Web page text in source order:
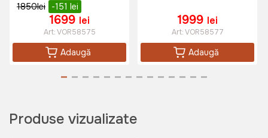
1850lei -151 lei
1699 lei
Art:VOR58575
Adaugă
1999 lei
Art:VOR58577
Adaugă
Produse vizualizate